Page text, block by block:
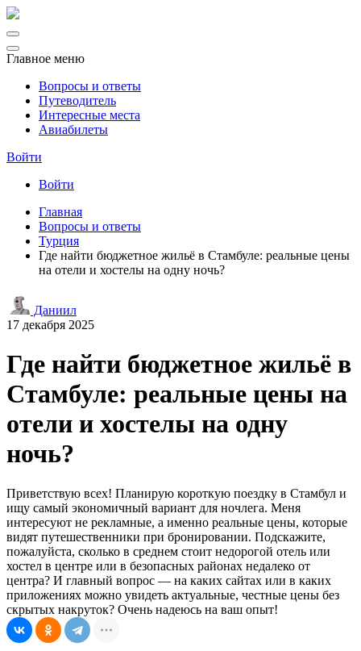
Главное меню
Вопросы и ответы
Путеводитель
Интересные места
Авиабилеты
Войти
Войти
Главная
Вопросы и ответы
Турция
Где найти бюджетное жильё в Стамбуле: реальные цены
на отели и хостелы на одну ночь?
Даниил
17 декабря 2025
Где найти бюджетное жильё в
Стамбуле: реальные цены на
отели и хостелы на одну
ночь?
Приветствую всех! Планирую короткую поездку в Стамбул и
ищу самый экономичный вариант для ночлега. Меня
интересуют не рекламные, а именно реальные цены, которые
видят путешественники при бронировании. Подскажите,
пожалуйста, сколько в среднем стоит недорогой отель или
хостел в центре или в безопасных районах недалеко от
центра? И главный вопрос — на каких сайтах или в каких
приложениях можно увидеть актуальные, честные цены без
скрытых накруток? Очень надеюсь на ваш опыт!